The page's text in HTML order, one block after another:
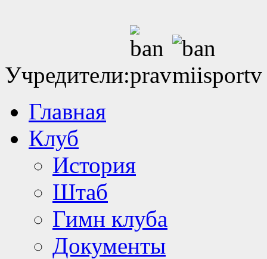
Учредители:
Главная
Клуб
История
Штаб
Гимн клуба
Документы